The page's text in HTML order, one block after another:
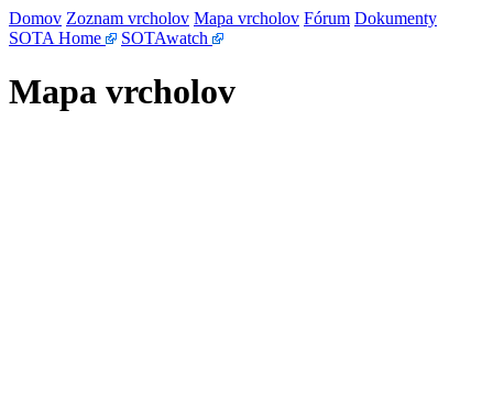
Domov Zoznam vrcholov Mapa vrcholov Fórum Dokumenty
SOTA Home
SOTAwatch
Mapa vrcholov